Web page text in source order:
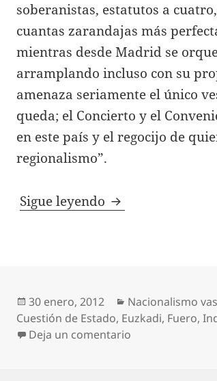
soberanistas, estatutos a
cuantas zarandajas más
mientras desde Madrid se
arramplando incluso con su
amenaza seriamente el único
queda; el Concierto y el
en este país y el regocijo de
regionalismo”.
Sigue leyendo ¡ES LA
Publicado
el
30 enero, 2012 Categorías
Nacionalismo
Cuestión de Estado, Euzkadi, Fuero,
Deja un comentario